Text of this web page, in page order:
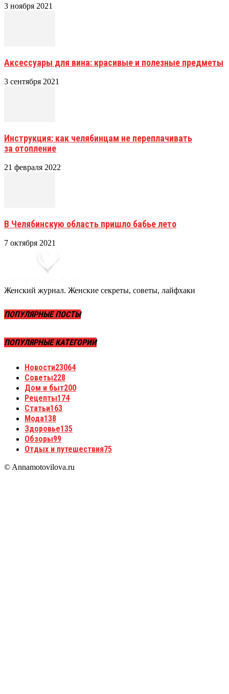
3 ноября 2021
Аксессуары для вина: красивые и полезные предметы
3 сентября 2021
Инструкция: как челябинцам не переплачивать
за отопление
21 февраля 2022
В Челябинскую область пришло бабье лето
7 октября 2021
Женский журнал. Женские секреты, советы, лайфхаки
ПОПУЛЯРНЫЕ ПОСТЫ
ПОПУЛЯРНЫЕ КАТЕГОРИИ
Новости23064
Советы228
Дом и быт200
Рецепты174
Статьи163
Мода138
Здоровье135
Обзоры99
Отдых и путешествия75
© Annamotovilova.ru